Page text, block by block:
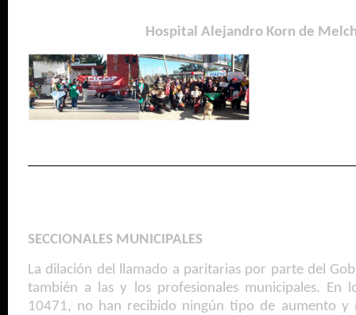
Hospital Alejandro Korn de
SECCIONALES MUNICIPALES
La dilación del llamado a paritarias por parte del
también a las y los profesionales municipales. En
10471, no han recibido ningún tipo de aumento y